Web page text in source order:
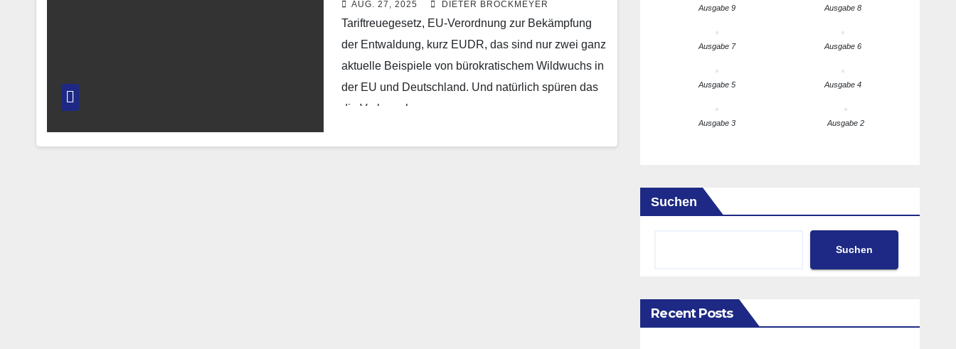
AUG. 27, 2025 DIETER BROCKMEYER
Tariftreuegesetz, EU-Verordnung zur Bekämpfung
der Entwaldung, kurz EUDR, das sind nur zwei ganz
aktuelle Beispiele von bürokratischem Wildwuchs in
der EU und Deutschland. Und natürlich spüren das
die Verbraucher am…
Ausgabe 9 Ausgabe 8
Ausgabe 7 Ausgabe 6
Ausgabe 5 Ausgabe 4
Ausgabe 3 Ausgabe 2
Suchen
Suchen
Recent Posts